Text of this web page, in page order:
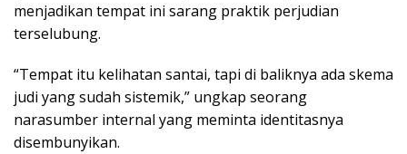
menjadikan tempat ini sarang praktik perjudian
terselubung.
“Tempat itu kelihatan santai, tapi di baliknya ada skema
judi yang sudah sistemik,” ungkap seorang
narasumber internal yang meminta identitasnya
disembunyikan.